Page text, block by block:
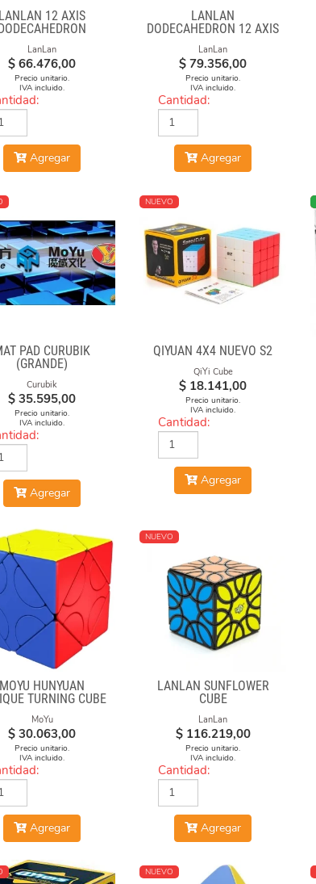
12 AXIS
DIAMOND CUBE
LanLan
$ 66.476,00
Precio unitario.
IVA incluido.
Agregar
LANLAN
DODECAHEDRON 12 AXIS
LanLan
$ 79.356,00
Precio unitario.
IVA incluido.
Cantidad:
Agregar
PAD CURUBIK
(GRANDE)
Curubik
$ 35.595,00
Precio unitario.
IVA incluido.
Agregar
NUEVO
QIYUAN 4X4 NUEVO S2
QiYi Cube
$ 18.141,00
Precio unitario.
IVA incluido.
Cantidad:
Agregar
MOYU HUNYUAN
TURNING CUBE
1 MIXUP SKEWB
MoYu
$ 30.063,00
Precio unitario.
IVA incluido.
Agregar
NUEVO
LANLAN SUNFLOWER
CUBE
LanLan
$ 116.219,00
Precio unitario.
IVA incluido.
Cantidad:
Agregar
NUEVO